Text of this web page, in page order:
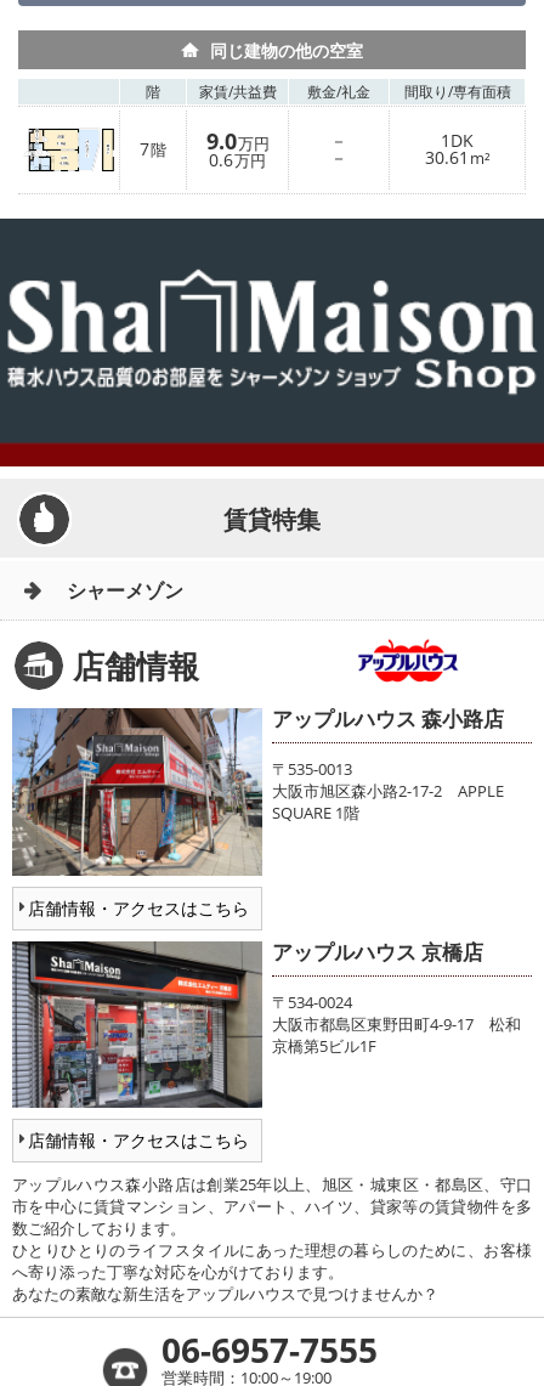
同じ建物の他の空室
階 家賃/共益費 敷金/礼金 間取り/専有面積
7階 9.0万円
0.6万円
－
－
1DK
30.61 m²
賃貸特集
シャーメゾン
店舗情報
店舗情報・アクセスはこちら
アップルハウス 森小路店
〒535-0013
大阪市旭区森小路2-17-2 APPLE
SQUARE 1階
店舗情報・アクセスはこちら
アップルハウス 京橋店
〒534-0024
大阪市都島区東野田町4-9-17 松和
京橋第5ビル1F
アップルハウス森小路店は創業25年以上、旭区・城東区・都島区、守口
市を中心に賃貸マンション、アパート、ハイツ、貸家等の賃貸物件を多
数ご紹介しております。
ひとりひとりのライフスタイルにあった理想の暮らしのために、お客様
へ寄り添った丁寧な対応を心がけております。
あなたの素敵な新生活をアップルハウスで見つけませんか？
06-6957-7555
営業時間：10:00～19:00